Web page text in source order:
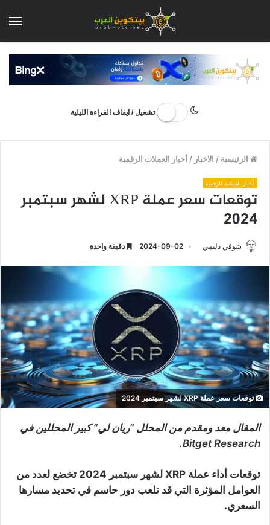
تشغيل / ايقاف القراءة الليلية
الرئيسية / الاخبار /أخبار العملات الرقمية
أخبار العملات الرقمية
توقعات سعر عملة XRP لشهر سبتمبر
2024
شوقي دليمي 2024-09-02 دقيقة واحدة
توقعات سعر عملة XRP لشهر سبتمبر 2024
المقال معد ومقدم من المحلل “ريان لي” كبير المحللين في
Bitget Research.
توقعات أداء عملة XRP لشهر سبتمبر 2024 تخضع لعدد من
العوامل المؤثرة التي قد تلعب دور حاسم في تحديد مسارها
السعري.